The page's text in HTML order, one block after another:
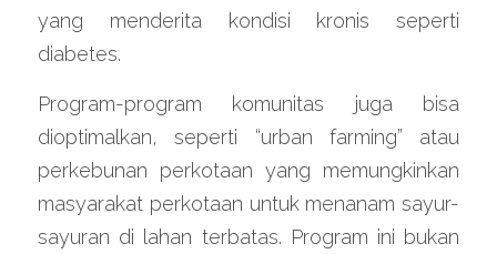
yang menderita kondisi kronis seperti
diabetes.
Program-program komunitas juga bisa
dioptimalkan, seperti “urban farming” atau
perkebunan perkotaan yang memungkinkan
masyarakat perkotaan untuk menanam sayur-
sayuran di lahan terbatas. Program ini bukan